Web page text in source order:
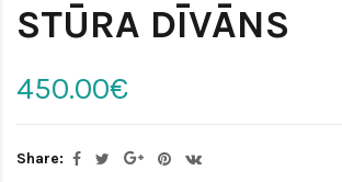
STŪRA DĪVĀNS
450.00€
Share: